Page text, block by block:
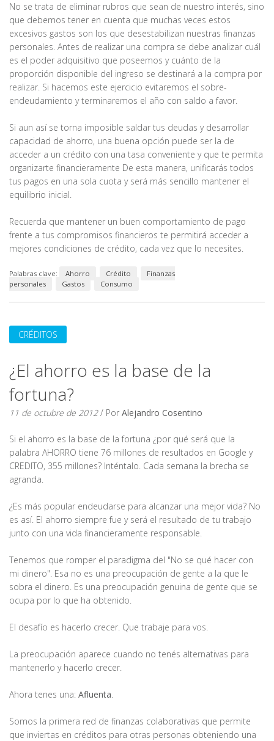
No se trata de eliminar rubros que sean de nuestro interés, sino
que debemos tener en cuenta que muchas veces estos
excesivos gastos son los que desestabilizan nuestras finanzas
personales. Antes de realizar una compra se debe analizar cuál
es el poder adquisitivo que poseemos y cuánto de la
proporción disponible del ingreso se destinará a la compra por
realizar. Si hacemos este ejercicio evitaremos el sobre-
endeudamiento y terminaremos el año con saldo a favor.
Si aun así se torna imposible saldar tus deudas y desarrollar
capacidad de ahorro, una buena opción puede ser la de
acceder a un crédito con una tasa conveniente y que te permita
organizarte financieramente De esta manera, unificarás todos
tus pagos en una sola cuota y será más sencillo mantener el
equilibrio inicial.
Recuerda que mantener un buen comportamiento de pago
frente a tus compromisos financieros te permitirá acceder a
mejores condiciones de crédito, cada vez que lo necesites.
Palabras clave: Ahorro Crédito
Finanzas
personales
Gastos Consumo
CRÉDITOS
¿El ahorro es la base de la
fortuna?
11 de octubre de 2012/ Por Alejandro Cosentino
Si el ahorro es la base de la fortuna ¿por qué será que la
palabra AHORRO tiene 76 millones de resultados en Google y
CREDITO, 355 millones? Inténtalo. Cada semana la brecha se
agranda.
¿Es más popular endeudarse para alcanzar una mejor vida? No
es así. El ahorro siempre fue y será el resultado de tu trabajo
junto con una vida financieramente responsable.
Tenemos que romper el paradigma del "No se qué hacer con
mi dinero". Esa no es una preocupación de gente a la que le
sobra el dinero. Es una preocupación genuina de gente que se
ocupa por lo que ha obtenido.
El desafío es hacerlo crecer. Que trabaje para vos.
La preocupación aparece cuando no tenés alternativas para
mantenerlo y hacerlo crecer.
Ahora tenes una: Afluenta.
Somos la primera red de finanzas colaborativas que permite
que inviertas en créditos para otras personas obteniendo una